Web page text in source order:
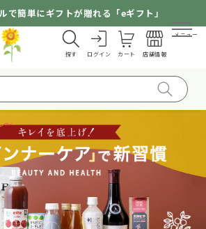
で簡単にギフトが贈れる「eギフト」
探す ログイン カート 店舗情報
メニュー